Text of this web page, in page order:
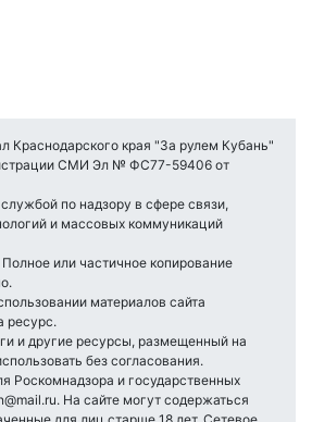
Краснодарского края "За рулем Кубань"
СМИ Эл № ФС77-59406 от
по надзору в сфере связи,
и массовых коммуникаций
или частичное копирование
материалов сайта
ресурс.
и другие ресурсы, размещенный на
без согласования.
Роскомнадзора и государственных
На сайте могут содержаться